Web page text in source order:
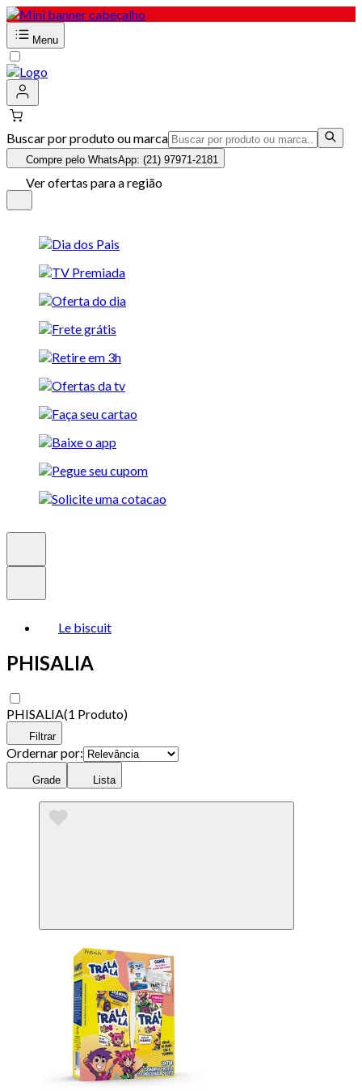
Menu
Buscar por produto ou marca
Compre pelo WhatsApp: (21) 97971-2181
Ver ofertas para a região
Le biscuit
PHISALIA
PHISALIA(1 Produto)
Filtrar
Ordernar por:
Grade Lista